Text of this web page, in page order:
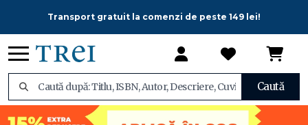
Transport gratuit la comenzi de peste 149 lei!
Caută